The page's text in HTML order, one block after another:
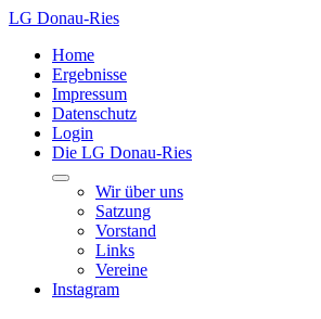
LG Donau-Ries
Home
Ergebnisse
Impressum
Datenschutz
Login
Die LG Donau-Ries
Wir über uns
Satzung
Vorstand
Links
Vereine
Instagram